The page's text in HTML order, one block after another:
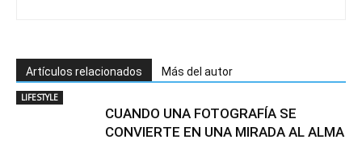
Artículos relacionados Más del autor
LIFESTYLE
CUANDO UNA FOTOGRAFÍA SE
CONVIERTE EN UNA MIRADA AL ALMA